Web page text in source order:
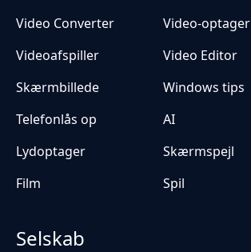
Video Converter
Video-optager
Videoafspiller
Video Editor
Skærmbillede
Windows tips
Telefonlås op
AI
Lydoptager
Skærmspejl
Film
Spil
Selskab